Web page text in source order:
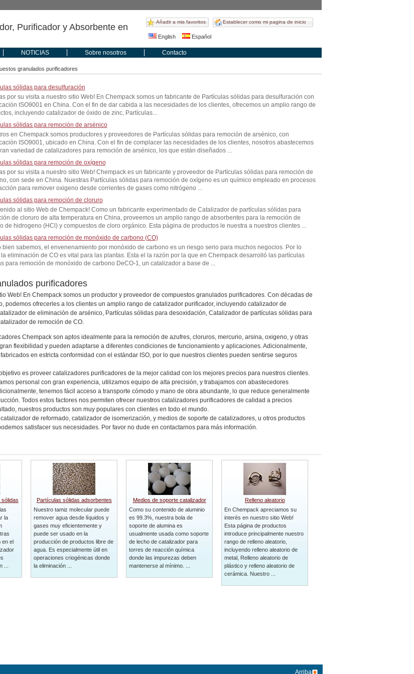
Purificador y Absorbente en
Añadir a mis favoritos Establecer como mi pagina de inicio
English Español
NOTICIAS Sobre nosotros Contacto
granulados purificadores
sólidas para desulfuración
por su visita a nuestro sitio Web! En Chempack somos un fabricante de Partículas sólidas para desulfuración con
ISO9001 en China. Con el fin de dar cabida a las necesidades de los clientes, ofrecemos un amplio rango de
incluyendo catalizador de óxido de zinc, Partículas...
sólidas para remoción de arsénico
en Chempack somos productores y proveedores de Partículas sólidas para remoción de arsénico, con
ISO9001, ubicado en China. Con el fin de complacer las necesidades de los clientes, nosotros abastecemos
variedad de catalizadores para remoción de arsénico, los que están diseñados ...
sólidas para remoción de oxígeno
por su visita a nuestro sitio Web! Chempack es un fabricante y proveedor de Partículas sólidas para remoción de
con sede en China. Nuestras Partículas sólidas para remoción de oxígeno es un químico empleado en procesos
para remover oxigeno desde corrientes de gases como nitrógeno ...
sólidas para remoción de cloruro
al sitio Web de Chempack! Como un fabricante experimentado de Catalizador de partículas sólidas para
de cloruro de alta temperatura en China, proveemos un amplio rango de absorbentes para la remoción de
de hidrogeno (HCl) y compuestos de cloro orgánico. Esta página de productos le nuestra a nuestros clientes ...
sólidas para remoción de monóxido de carbono (CO)
bien sabemos, el envenenamiento por monóxido de carbono es un riesgo serio para muchos negocios. Por lo
la eliminación de CO es vital para las plantas. Esta el la razón por la que en Chempack desarrolló las partículas
para remoción de monóxido de carbono DeCO-1, un catalizador a base de ...
purificadores
Web! En Chempack somos un productor y proveedor de compuestos granulados purificadores. Con décadas de
podemos ofrecerles a los clientes un amplio rango de catalizador purificador, incluyendo catalizador de
de eliminación de arsénico, Partículas sólidas para desoxidación, Catalizador de partículas sólidas para
de remoción de CO.
Chempack son aptos idealmente para la remoción de azufres, cloruros, mercurio, arsina, oxigeno, y otras
flexibilidad y pueden adaptarse a diferentes condiciones de funcionamiento y aplicaciones. Adicionalmente,
en estricta conformidad con el estándar ISO, por lo que nuestros clientes pueden sentirse seguros
es proveer catalizadores purificadores de la mejor calidad con los mejores precios para nuestros clientes.
personal con gran experiencia, utilizamos equipo de alta precisión, y trabajamos con abastecedores
tenemos fácil acceso a transporte cómodo y mano de obra abundante, lo que reduce generalmente
Todos estos factores nos permiten ofrecer nuestros catalizadores purificadores de calidad a precios
nuestros productos son muy populares con clientes en todo el mundo.
de reformado, catalizador de isomerización, y medios de soporte de catalizadores, u otros productos
satisfacer sus necesidades. Por favor no dude en contactarnos para más información.
la
en el
...
Partículas sólidas adsorbentes
Nuestro tamiz molecular puede
remover agua desde líquidos y
gases muy eficientemente y
puede ser usado en la
producción de productos libre de
agua. Es especialmente útil en
operaciones criogénicas donde
la eliminación ...
Medios de soporte catalizador
Como su contenido de aluminio
es 99.3%, nuestra bola de
soporte de alumina es
usualmente usada como soporte
de lecho de catalizador para
torres de reacción química
donde las impurezas deben
mantenerse al mínimo. ...
Relleno aleatorio
En Chempack apreciamos su
interés en nuestro sitio Web!
Esta página de productos
introduce principalmente nuestro
rango de relleno aleatorio,
incluyendo relleno aleatorio de
metal, Relleno aleatorio de
plástico y relleno aleatorio de
cerámica. Nuestro ...
Arriba